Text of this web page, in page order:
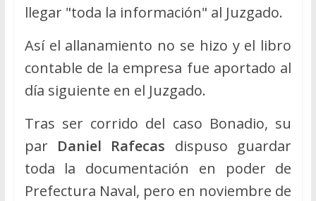
llegar "toda la información" al Juzgado.
Así el allanamiento no se hizo y el libro
contable de la empresa fue aportado al
día siguiente en el Juzgado.
Tras ser corrido del caso Bonadio, su
par Daniel Rafecas dispuso guardar
toda la documentación en poder de
Prefectura Naval, pero en noviembre de